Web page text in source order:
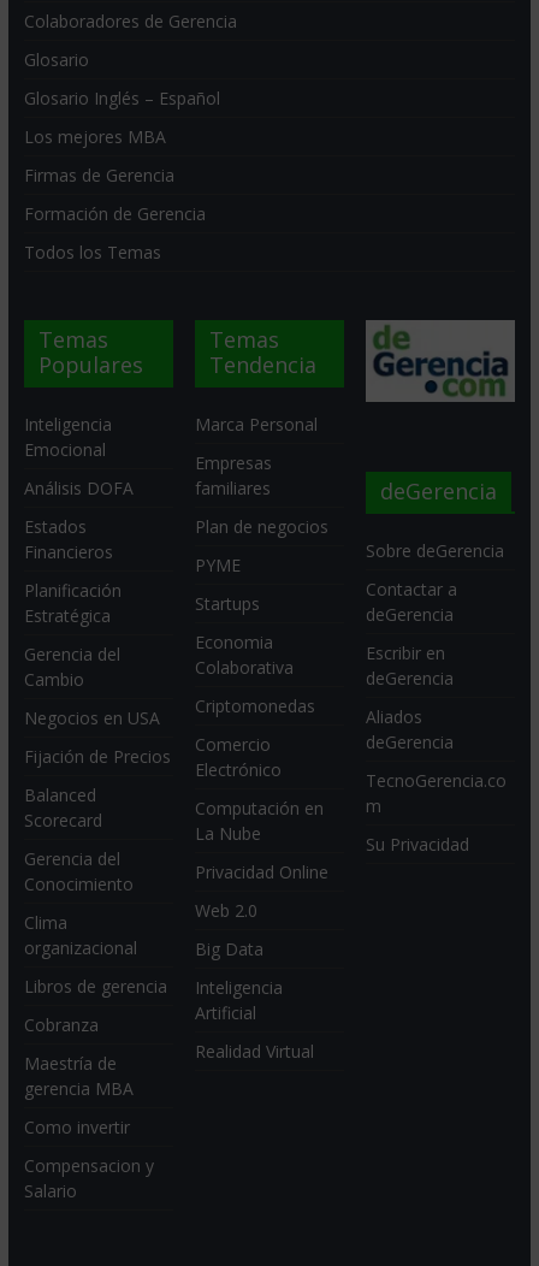
Colaboradores de Gerencia
Glosario
Glosario Inglés – Español
Los mejores MBA
Firmas de Gerencia
Formación de Gerencia
Todos los Temas
Temas
Populares
Inteligencia
Emocional
Análisis DOFA
Estados
Financieros
Planificación
Estratégica
Gerencia del
Cambio
Negocios en USA
Fijación de Precios
Balanced
Scorecard
Gerencia del
Conocimiento
Clima
organizacional
Libros de gerencia
Cobranza
Maestría de
gerencia MBA
Como invertir
Compensacion y
Salario
Temas
Tendencia
Marca Personal
Empresas
familiares
Plan de negocios
PYME
Startups
Economia
Colaborativa
Criptomonedas
Comercio
Electrónico
Computación en
La Nube
Privacidad Online
Web 2.0
Big Data
Inteligencia
Artificial
Realidad Virtual
deGerencia
Sobre deGerencia
Contactar a
deGerencia
Escribir en
deGerencia
Aliados
deGerencia
TecnoGerencia.co
m
Su Privacidad